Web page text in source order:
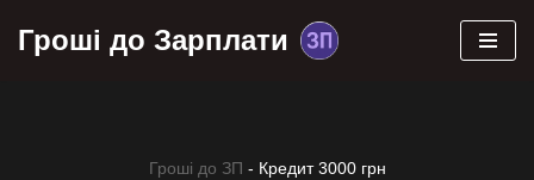
Гроші до Зарплати
Гроші до ЗП - Кредит 3000 грн